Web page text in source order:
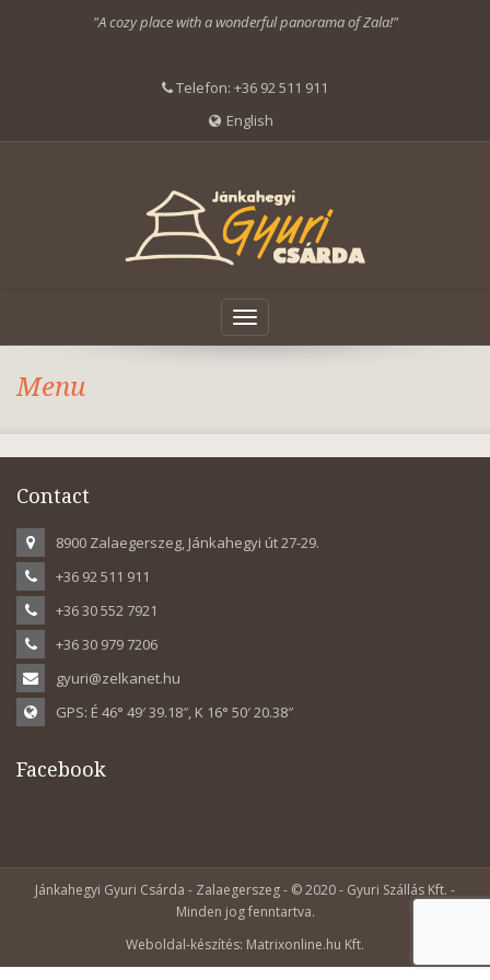
"A cozy place with a wonderful panorama of Zala!"
Telefon: +36 92 511 911
English
Toggle
navigation
Menu
Contact
8900 Zalaegerszeg, Jánkahegyi út 27-29.
+36 92 511 911
+36 30 552 7921
+36 30 979 7206
gyuri@zelkanet.hu
GPS: É 46° 49′ 39.18″, K 16° 50′ 20.38″
Facebook
Jánkahegyi Gyuri Csárda - Zalaegerszeg - © 2020 - Gyuri Szállás Kft. -
Minden jog fenntartva.
Weboldal-készítés: Matrixonline.hu Kft.